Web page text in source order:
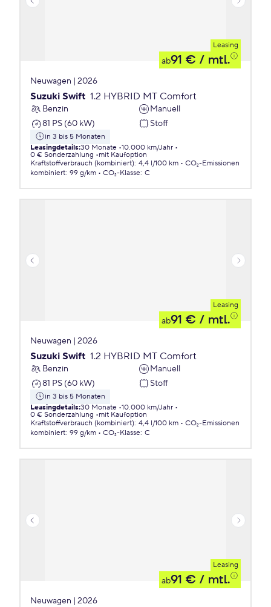
Leasing
ab91 € / mtl.
Neuwagen | 2026
Suzuki Swift 1.2 HYBRID MT Comfort
Benzin
Manuell
81 PS (60 kW)
Stoff
in 3 bis 5 Monaten
Leasingdetails:30 Monate 10.000 km/Jahr
0 € Sonderzahlung
mit Kaufoption
Kraftstoffverbrauch (kombiniert): 4,4 l/100 km
CO₂-Emissionen
kombiniert: 99 g/km CO₂-Klasse: C
Leasing
ab91 € / mtl.
Neuwagen | 2026
Suzuki Swift 1.2 HYBRID MT Comfort
Benzin
Manuell
81 PS (60 kW)
Stoff
in 3 bis 5 Monaten
Leasingdetails:30 Monate 10.000 km/Jahr
0 € Sonderzahlung
mit Kaufoption
Kraftstoffverbrauch (kombiniert): 4,4 l/100 km
CO₂-Emissionen
kombiniert: 99 g/km CO₂-Klasse: C
Leasing
ab91 € / mtl.
Neuwagen | 2026